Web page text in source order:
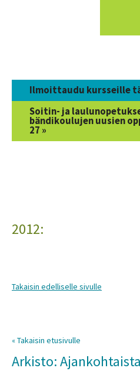
Ilmoittaudu kursseille
Soitin- ja
bändikoulujen uusien
27 »
2012:
Takaisin edelliselle sivulle
« Takaisin etusivulle
Arkisto: Ajankohtaista